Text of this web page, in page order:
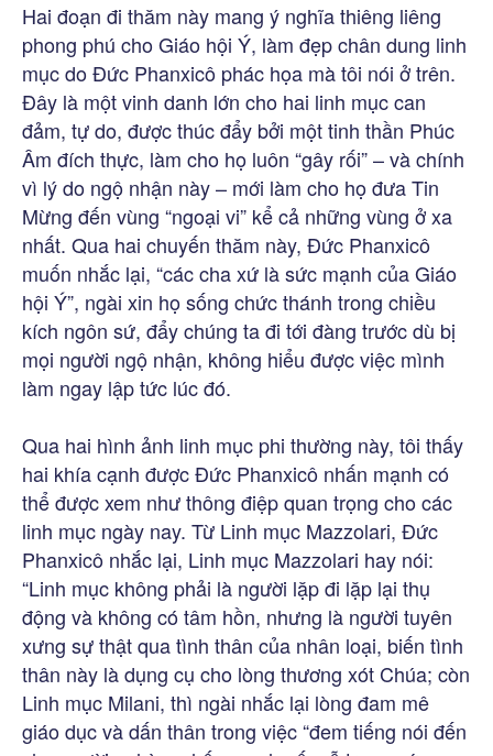
Hai đoạn đi thăm này mang ý nghĩa thiêng liêng
phong phú cho Giáo hội Ý, làm đẹp chân dung linh
mục do Đức Phanxicô phác họa mà tôi nói ở trên.
Đây là một vinh danh lớn cho hai linh mục can
đảm, tự do, được thúc đẩy bởi một tinh thần Phúc
Âm đích thực, làm cho họ luôn “gây rối” – và chính
vì lý do ngộ nhận này – mới làm cho họ đưa Tin
Mừng đến vùng “ngoại vi” kể cả những vùng ở xa
nhất. Qua hai chuyến thăm này, Đức Phanxicô
muốn nhắc lại, “các cha xứ là sức mạnh của Giáo
hội Ý”, ngài xin họ sống chức thánh trong chiều
kích ngôn sứ, đẩy chúng ta đi tới đàng trước dù bị
mọi người ngộ nhận, không hiểu được việc mình
làm ngay lập tức lúc đó.
Qua hai hình ảnh linh mục phi thường này, tôi thấy
hai khía cạnh được Đức Phanxicô nhấn mạnh có
thể được xem như thông điệp quan trọng cho các
linh mục ngày nay. Từ Linh mục Mazzolari, Đức
Phanxicô nhắc lại, Linh mục Mazzolari hay nói:
“Linh mục không phải là người lặp đi lặp lại thụ
động và không có tâm hồn, nhưng là người tuyên
xưng sự thật qua tình thân của nhân loại, biến tình
thân này là dụng cụ cho lòng thương xót Chúa; còn
Linh mục Milani, thì ngài nhắc lại lòng đam mê
giáo dục và dấn thân trong việc “đem tiếng nói đến